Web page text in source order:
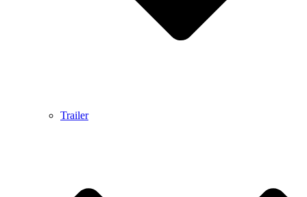
Trailer